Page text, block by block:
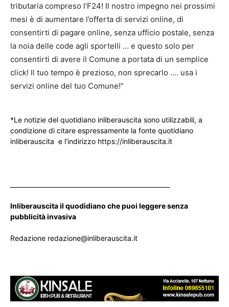
tributaria compreso l’F24! Il nostro impegno nei prossimi
mesi è di aumentare l’offerta di servizi online, di
consentirti di pagare online, senza ufficio postale, senza
la noia delle code agli sportelli … e questo solo per
consentirti di avere il Comune a portata di un semplice
click! Il tuo tempo è prezioso, non sprecarlo …. usa i
servizi online del tuo Comune!”
*Le notizie del quotidiano inliberauscita sono utilizzabili, a
condizione di citare espressamente la fonte quotidiano
inliberauscita e l’indirizzo https://inliberauscita.it
Inliberauscita il quodidiano che puoi leggere senza
pubblicità invasiva
Redazione redazione@inliberauscita.it